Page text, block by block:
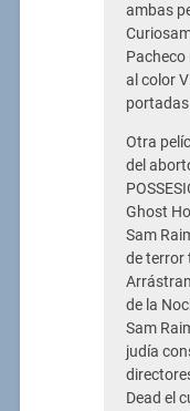
ambas
Pacheco
al color
Otra
del
Ghost
Sam
de terror
de la
Sam
judía
Dead el